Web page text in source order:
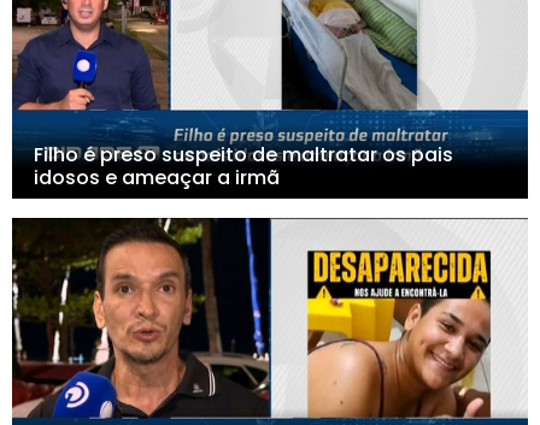
Filho é preso suspeito de maltratar os pais
idosos e ameaçar a irmã